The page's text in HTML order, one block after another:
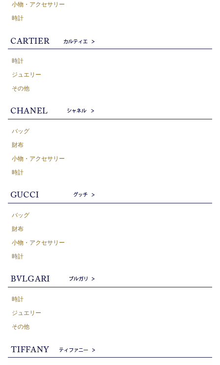
小物・アクセサリー
時計
時計
ジュエリー
その他
バッグ
財布
小物・アクセサリー
時計
バッグ
財布
小物・アクセサリー
時計
時計
ジュエリー
その他